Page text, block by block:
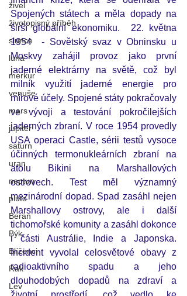
živel
životopisný příběh
slunce
luna
merkur
venuše
mars
jupiter
saturn
uran
neptun
pluto
Beran
Býk
Blíženci
Rak
Lev
Spojených státech a měla dopady na
širší globální ekonomiku.  22. května
1954  - Sovětský svaz v Obninsku u
Moskvy zahájil provoz jako první
jaderné elektrárny na světě, což byl
milník využití jaderné energie pro
mírové účely. Spojené státy pokračovaly
ve vývoji a testování pokročilejších
jaderných zbraní. V roce 1954 provedly
USA operaci Castle, sérii testů vysoce
účinných termonukleárních zbraní na
atolu Bikini na Marshallových
ostrovech. Test měl významný
mezinárodní dopad. Spad zasáhl nejen
Marshallovy ostrovy, ale i další
tichomořské komunity a zasáhl dokonce
i části Austrálie, Indie a Japonska.
Incident vyvolal celosvětové obavy z
radioaktivního spadu a jeho
dlouhodobých dopadů na zdraví a